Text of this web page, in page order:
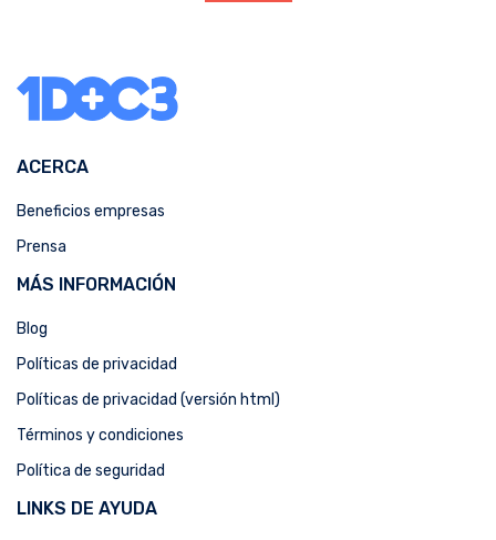
ACERCA
Beneficios empresas
Prensa
MÁS INFORMACIÓN
Blog
Políticas de privacidad
Políticas de privacidad (versión html)
Términos y condiciones
Política de seguridad
LINKS DE AYUDA